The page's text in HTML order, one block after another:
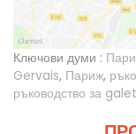
Ключови думи :
Gervais, Париж,
ръководство за